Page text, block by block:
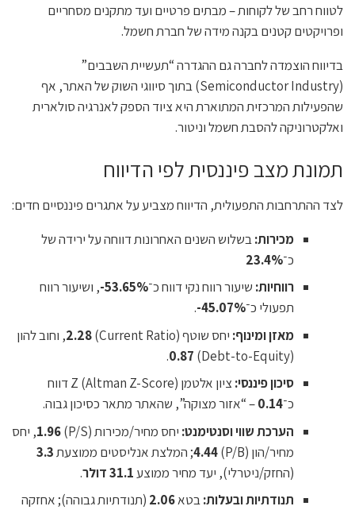
לטווח רחב של לקוחות – מבתים פרטיים ועד מתקנים מסחריים
ופרויקטים קטנים בקנה מידה של חברת חשמל.
בדיווח הוצמדה לחברה גם ההגדרה “תעשיית השבבים”
(Semiconductor Industry) בתוך סיווגי השוק של האתר, אף
שהפעילות המרכזית המתוארת היא ציוד הספק לאנרגיה סולארית
ואלקטרוניקה להסבת חשמל וניטור.
תמונת מצב פיננסית לפי הדיווח
לצד ההתרחבות התפעולית, הדיווח מצביע על אתגרים פיננסיים חדים:
מכירות:בשלוש השנים האחרונות דווחה על ירידה של
כ־23.4%
רווחיות: שיעור רווח נקי דווח כ־53.65%- , ושיעור רווח
תפעולי כ־45.07%-
.
מאזן ומינוף: יחס שוטף (Current Ratio) 2.28, וחוב להון
(Debt-to-Equity)
0.87
.
סיכון פיננסי:
ציון אלטמן Z (Altman Z-Score) דווח
כ־0.14– “אזור מצוקה”, שהאתר מתאר כסיכון גבוה.
הערכת שווי וסנטימנט: יחס מחיר/מכירות (P/S) 1.96, יחס
מחיר/הון (P/B)
4.44; המלצת אנליסטים ממוצעת3.3
(החזק/ניטרלי), יעד מחיר ממוצע 31.1 דולר
.
תנודתיות ובעלות:בטא2.06 (תנודתיות גבוהה); אחזקה